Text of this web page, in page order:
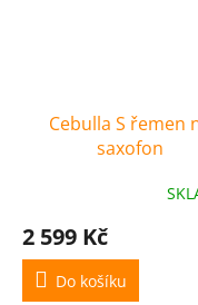
Cebulla S řemen
saxofon
2 599 Kč
Do košíku